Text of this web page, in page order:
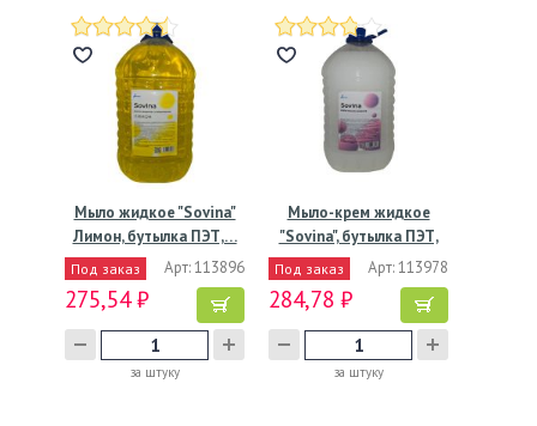
Мыло жидкое "Sovina"
Лимон, бутылка ПЭТ,…
Под заказ Арт: 113896
275,54 ₽
за штуку
Мыло-крем жидкое
"Sovina", бутылка ПЭТ,
5000…
Под заказ Арт: 113978
284,78 ₽
за штуку